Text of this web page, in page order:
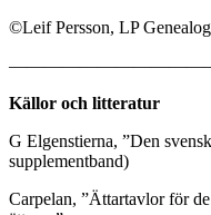
©Leif Persson, LP
Källor och litteratur
G Elgenstierna, ”Den
supplementband)
Carpelan, ”Ättartavlor för